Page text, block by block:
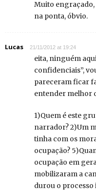
Muito engraçado,
na ponta, óbvio.
Lucas 21/11/2012 at 19:24
eita, ninguém
confidenciais”,
pareceram ficar
entender melhor
1)Quem é este
narrador? 2)Um
tinha com os
ocupação?
ocupação em
mobilizaram a
durou o